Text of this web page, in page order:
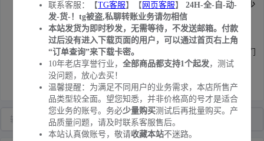
面。望您知悉，并非价格高的号才是适合您业务的账号。务必
少
量购买测试后再批量购买。产品质量问题，请及时联系客服售
后。
本站认真做账号，敬请收藏本站不迷路。
近期发现有黑客扫描订单暴力获取用户卡密:1.建议大家注册我们
网站的会员进行购买(注册会员订单无法被扫描)。2.售出删档，
服务器只保存7天，请提前下载并备份卡密。重要卡密请自行修
改账号密码和所绑定邮箱的密码
联系客服：【TG客服】【 网页客服】24H-全-自-动-
发-货-！tg被盗,私聊转账业务请勿相信
本站发货为即时秒发，无需等待，不发送邮箱。付款
过后没有进入下载页面的用户，可以通过首页右上角
“订单查询”来下载卡密。
10年老店享誉行业，全部商品都支持1个起发，测试
没问题，放心去买！
温馨提醒：为满足不同用户的业务需求，本店所售产
品类型较全面。望您知悉，并非价格高的号才是适合
您业务的账号。务必少量购买测试后再批量购买。产
品质量问题，请及时联系客服售后。
本站认真做账号，敬请收藏本站不迷路。